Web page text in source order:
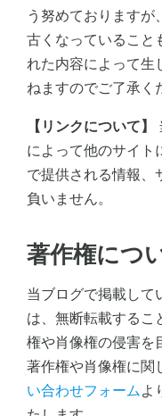
う努めておりますが
古くなっていること
れた内容によって生
ねますのでご了承く
【リンクについて】
によって他のサイト
で提供される情報、
負いません。
著作権につ
当ブログで掲載して
は、無断転載するこ
権や肖像権の侵害を
著作権や肖像権に関
い合わせフォーム よ